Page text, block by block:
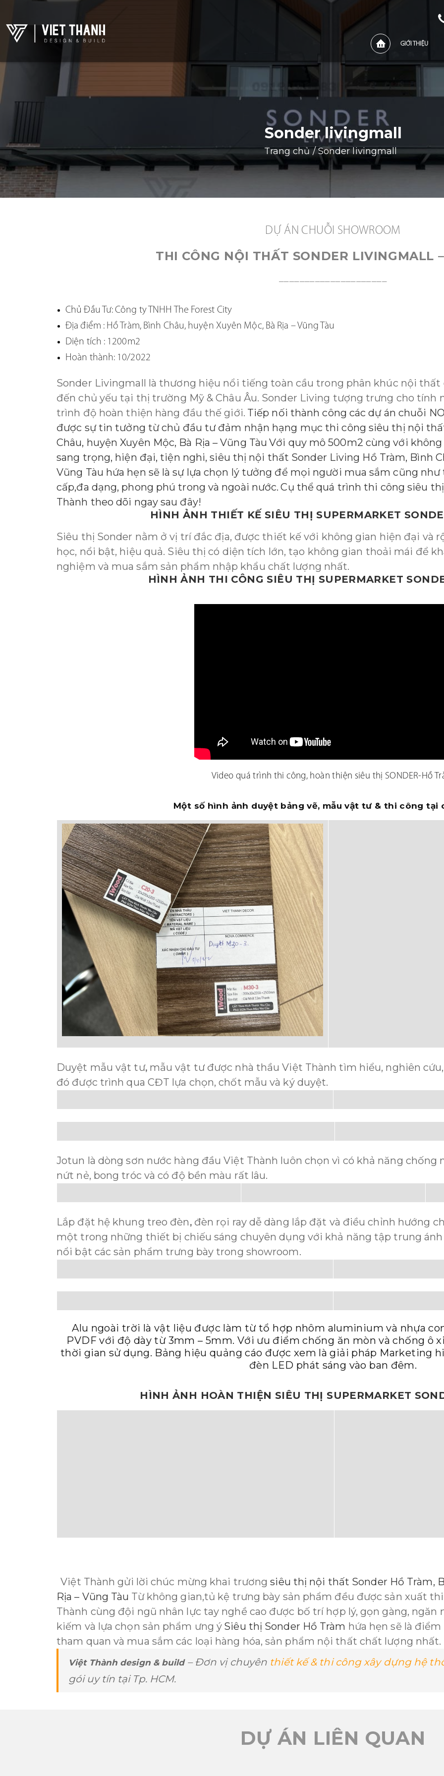
GIỚI THIỆU
Sonder livingmall
Trang chủ/Sonder livingmall
DỰ ÁN CHUỖI SHOWROOM
THI CÔNG NỘI THẤT SONDER LIVINGMALL
Chủ Đầu Tư: Công ty TNHH The Forest City
Địa điểm : Hồ Tràm, Bình Châu, huyện Xuyên Mộc, Bà Rịa – Vũng Tàu
Diện tích : 1200m2
Hoàn thành: 10/2022
Sonder Livingmall là thương hiệu nổi tiếng toàn cầu trong phân khúc nội
đến chủ yếu tại thị trường Mỹ & Châu Âu. Sonder Living tượng trưng cho tính
trình độ hoàn thiện hàng đầu thế giới. Tiếp nối thành công các dự án chuỗi
được sự tin tưởng từ chủ đầu tư đảm nhận hạng mục thi công siêu thị nội
Châu, huyện Xuyên Mộc, Bà Rịa – Vũng Tàu Với quy mô 500m2 cùng với
sang trọng, hiện đại, tiện nghi, siêu thị nội thất Sonder Living Hồ Tràm, Bình
Vũng Tàu hứa hẹn sẽ là sự lựa chọn lý tưởng để mọi người mua sắm cũng
cấp,đa dạng, phong phú trong và ngoài nước. Cụ thể quá trình thi công siêu thị
Thành theo dõi ngay sau đây!
HÌNH ẢNH THIẾT KẾ SIÊU THỊ SUPERMARKET
Siêu thị Sonder nằm ở vị trí đắc địa, được thiết kế với không gian hiện đại và
học, nổi bật, hiệu quả. Siêu thị có diện tích lớn, tạo không gian thoải mái để
nghiệm và mua sắm sản phẩm nhập khẩu chất lượng nhất.
HÌNH ẢNH THI CÔNG SIÊU THỊ SUPERMARKET
Video quá trình thi công, hoàn thiện siêu thị SONDER-Hồ
Một số hình ảnh duyệt bảng vẽ, mẫu vật tư & thi công tại
Duyệt mẫu vật tư, mẫu vật tư được nhà thầu Việt Thành tìm hiểu, nghiên
đó được trình qua CĐT lựa chọn, chốt mẫu và ký duyệt.
Jotun là dòng sơn nước hàng đầu Việt Thành luôn chọn vì có khả năng chống
nứt nẻ, bong tróc và có độ bền màu rất lâu.
Lắp đặt hệ khung treo đèn , đèn rọi ray dễ dàng lắp đặt và điều chỉnh hướng
một trong những thiết bị chiếu sáng chuyên dụng với khả năng tập trung
nổi bật các sản phẩm trưng bày trong showroom.
Alu ngoài trời là vật liệu được làm từ tổ hợp nhôm aluminium và nhựa
PVDF với độ dày từ 3mm – 5mm. Với ưu điểm chống ăn mòn và chống ô
thời gian sử dụng. Bảng hiệu quảng cáo được xem là giải pháp Marketing
đèn LED phát sáng vào ban đêm.
HÌNH ẢNH HOÀN THIỆN SIÊU THỊ SUPERMARKET
Việt Thành gửi lời chúc mừng khai trươngsiêu thị nội thất Sonder Hồ Tràm,
Rịa – Vũng Tàu Từ không gian,tủ kệ trưng bày sản phẩm đều được sản xuất
Thành cùng đội ngũ nhân lực tay nghề cao được bố trí hợp lý, gọn gàng,
kiếm và lựa chọn sản phẩm ưng ý Siêu thị Sonder Hồ Tràm hứa hẹn sẽ là
tham quan và mua sắm các loại hàng hóa, sản phẩm nội thất chất lượng nhất.
Việt Thành design & build– Đơn vị chuyên thiết kế & thi công xây dựng hệ
gói uy tín tại Tp. HCM.
DỰ ÁN LIÊN QUAN